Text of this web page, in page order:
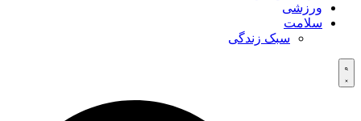
ورزشی
سلامت
سبک زندگی